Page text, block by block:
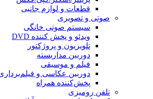
قطعات و لوازم جانبی
صوتی و تصویری
سیستم صوتی خانگی
ویدئو و پخش کننده DVD
تلویزیون و پروژکتور
دوربین مداربسته
فیلم و موسیقی
دوربین عکاسی و فیلم‌برداری
پخش‌کننده همراه
تلفن رومیزی